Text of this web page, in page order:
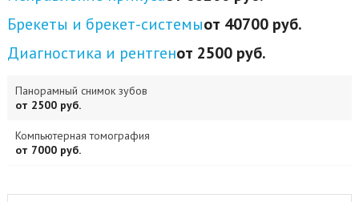
Брекеты и брекет-системыот 40700 руб.
Диагностика и рентгенот 2500 руб.
Панорамный снимок зубов
от 2500 руб.
Компьютерная томография
от 7000 руб.